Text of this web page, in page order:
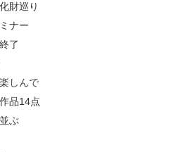
財巡り
ナー
了
しんで
品14点
ぶ